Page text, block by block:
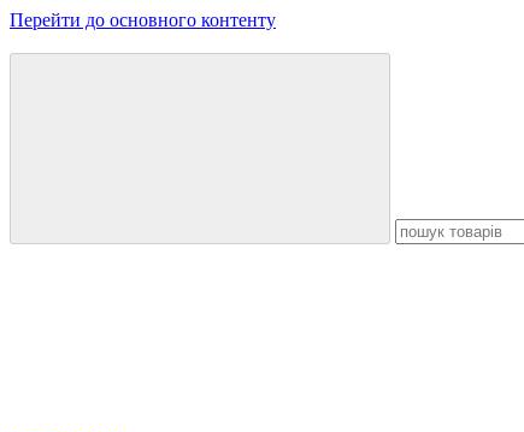
Перейти до основного контенту